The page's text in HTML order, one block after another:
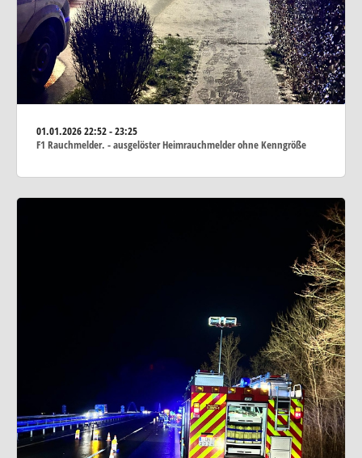
01.01.202622:52 - 23:25
F1 Rauchmelder. - ausgelöster Heimrauchmelder ohne Kenngröße